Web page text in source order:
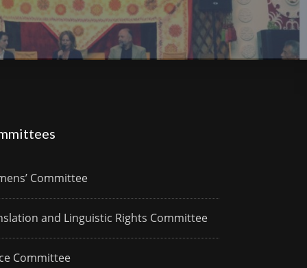
Committee
and Linguistic Rights Committee
Committee